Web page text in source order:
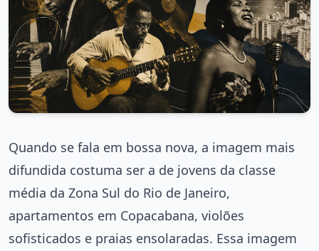
Quando se fala em bossa nova, a imagem mais
difundida costuma ser a de jovens da classe
média da Zona Sul do Rio de Janeiro,
apartamentos em Copacabana, violões
sofisticados e praias ensolaradas. Essa imagem